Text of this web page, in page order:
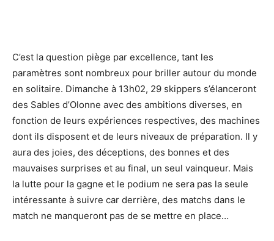
C’est la question piège par excellence, tant les
paramètres sont nombreux pour briller autour du monde
en solitaire. Dimanche à 13h02, 29 skippers s’élanceront
des Sables d’Olonne avec des ambitions diverses, en
fonction de leurs expériences respectives, des machines
dont ils disposent et de leurs niveaux de préparation. Il y
aura des joies, des déceptions, des bonnes et des
mauvaises surprises et au final, un seul vainqueur. Mais
la lutte pour la gagne et le podium ne sera pas la seule
intéressante à suivre car derrière, des matchs dans le
match ne manqueront pas de se mettre en place…